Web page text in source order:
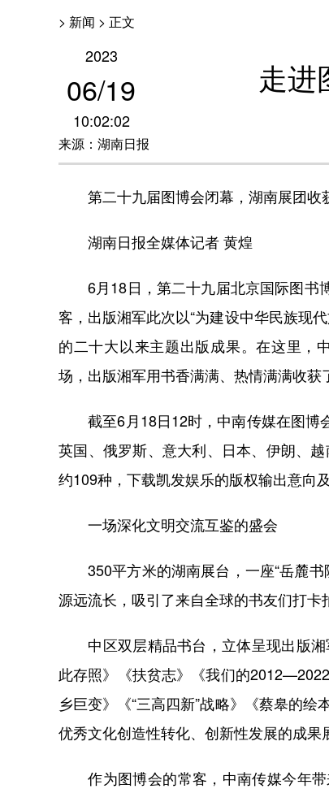
> 新闻 > 正文
2023
06/19
10:02:02
来源：湖南日报
走进
第二十九届图博会闭幕，湖南展团收
湖南日报全媒体记者 黄煌
6月18日，第二十九届北京国际图书博
客，出版湘军此次以“为建设中华民族现
的二十大以来主题出版成果。在这里，
场，出版湘军用书香满满、热情满满收获
截至6月18日12时，中南传媒在图博会
英国、俄罗斯、意大利、日本、伊朗、
约109种，下载凯发娱乐的版权输出意向
一场深化文明交流互鉴的盛会
350平方米的湖南展台，一座“岳麓书
源远流长，吸引了来自全球的书友们打卡
中区双层精品书台，立体呈现出版湘
此存照》《扶贫志》《我们的
乡巨变》《“三高四新”战略》《蔡皋的
优秀文化创造性转化、创新性发展的成果
作为图博会的常客，中南传媒今年带